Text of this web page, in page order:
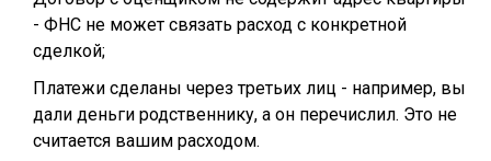
- ФНС не может связать расход с конкретной
сделкой;
Платежи сделаны через третьих лиц - например, вы
дали деньги родственнику, а он перечислил. Это не
считается вашим расходом.